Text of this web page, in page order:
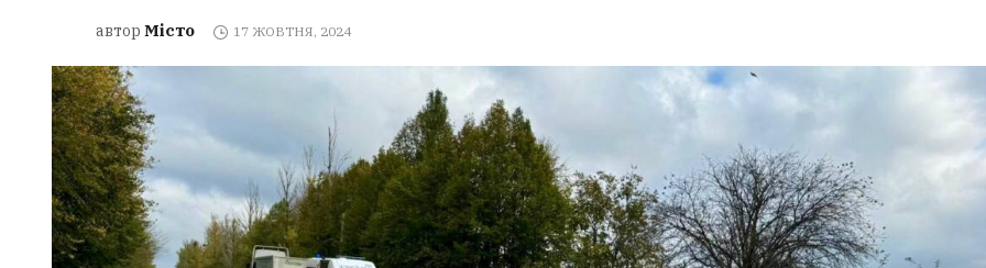
автор Місто 17 ЖОВТНЯ, 2024